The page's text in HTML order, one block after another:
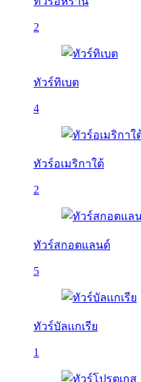
2
ทัวร์ทิเบต
4
ทัวร์อเมริกาใต้
2
ทัวร์สกอตแลนด์
5
ทัวร์บัลเเกเรีย
1